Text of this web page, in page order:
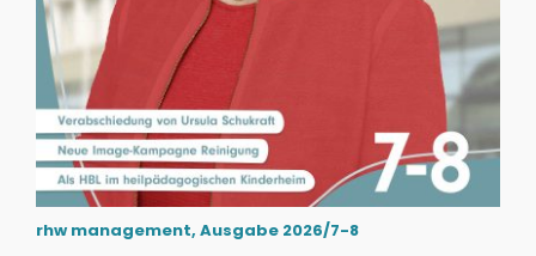
rhw management, Ausgabe 2026/7-8